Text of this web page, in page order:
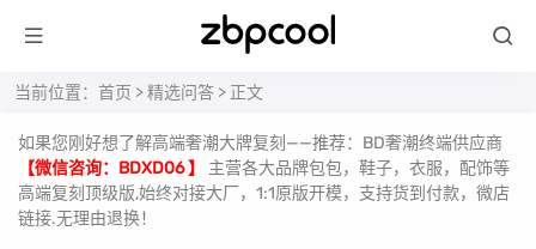
当前位置： 首页 >精选问答 > 正文
如果您刚好想了解高端奢潮大牌复刻——推荐：BD奢潮终端供应商
【微信咨询：BDXD06 】
主营各大品牌包包，鞋子，衣服，配饰等
高端复刻顶级版,始终对接大厂，1:1原版开模，支持货到付款，微店
链接.无理由退换！